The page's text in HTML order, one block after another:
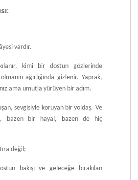
vardır.
kimi bir dostun gözlerinde
ağırlığında gizlenir. Yaprak,
ama umutla yürüyen bir adım.
sevgisiyle koruyan bir yoldaş. Ve
bazen bir hayal, bazen de hiç
değil;
bakışı ve geleceğe bırakılan